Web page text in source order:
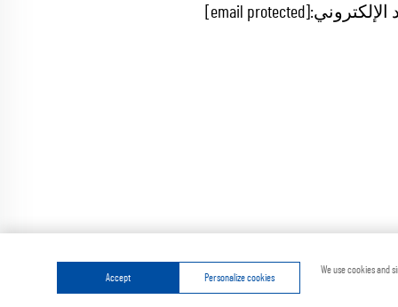
الإلكتروني:
We use cookies and
Personalize cookies
Accept